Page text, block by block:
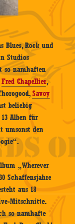
Blues, Rock und
Studios
so namhaften
Fred Chapellier,
Savoy
beliebig
Alben für
umsonst den
„Wherever
Schaffensjahre
aus 18
Mitschnitte.
so namhafte